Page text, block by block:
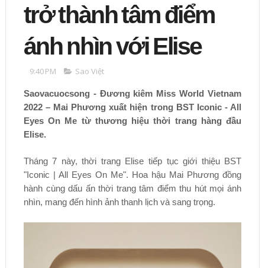
trở thành tâm điểm
ánh nhìn với Elise
9:40 PM Sao Việt
Saovacuocsong - Đương kiêm Miss World Vietnam
2022 – Mai Phương xuất hiện trong BST Iconic - All
Eyes On Me từ thương hiệu thời trang hàng đầu
Elise.
Tháng 7 này, thời trang Elise tiếp tục giới thiệu BST
"Iconic | All Eyes On Me". Hoa hậu Mai Phương đồng
hành cùng dấu ấn thời trang tâm điểm thu hút mọi ánh
nhìn, mang đến hình ảnh thanh lịch và sang trọng.